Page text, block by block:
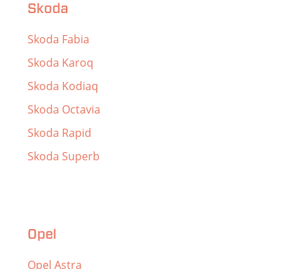
Skoda
Skoda Fabia
Skoda Karoq
Skoda Kodiaq
Skoda Octavia
Skoda Rapid
Skoda Superb
Opel
Opel Astra